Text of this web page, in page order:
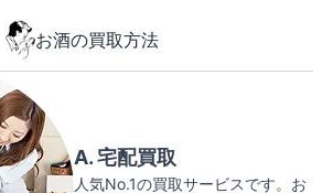
お酒の買取方法
A. 宅配買取
人気No.1の買取サービスです。お